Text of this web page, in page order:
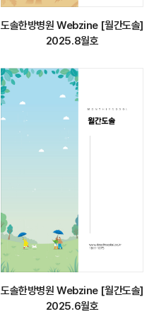
도솔한방병원 Webzine [월간도솔]
2025.8월호
도솔한방병원 Webzine [월간도솔]
2025.6월호